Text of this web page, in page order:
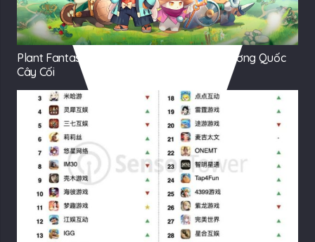
Plant Fantasy: Hành trình phiêu lưu trong Vương Quốc
Cây Cối